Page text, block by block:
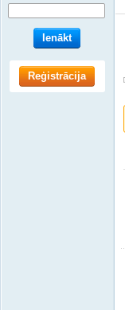
Ienākt
Reģistrācija